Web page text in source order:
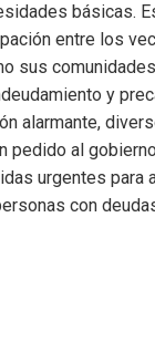
básicas.
entre los
sus
y
alarmante,
pedido al
urgentes para
con